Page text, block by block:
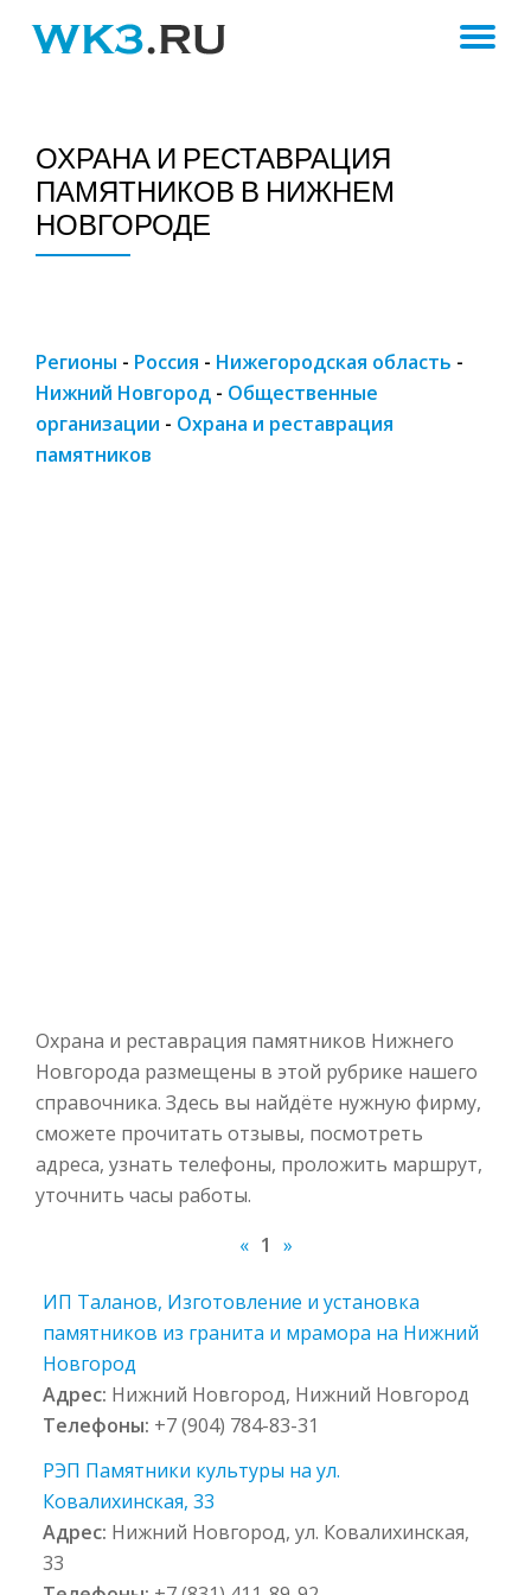
ОХРАНА И РЕСТАВРАЦИЯ
ПАМЯТНИКОВ В НИЖНЕМ
НОВГОРОДЕ
Регионы - Россия - Нижегородская область -
Нижний Новгород - Общественные
организации - Охрана и реставрация
памятников
Охрана и реставрация памятников Нижнего
Новгорода размещены в этой рубрике нашего
справочника. Здесь вы найдёте нужную фирму,
сможете прочитать отзывы, посмотреть
адреса, узнать телефоны, проложить маршрут,
уточнить часы работы.
« 1 »
ИП Таланов, Изготовление и установка
памятников из гранита и мрамора на Нижний
Новгород
Адрес: Нижний Новгород, Нижний Новгород
Телефоны: +7 (904) 784-83-31
РЭП Памятники культуры на ул.
Ковалихинская, 33
Адрес: Нижний Новгород, ул. Ковалихинская,
33